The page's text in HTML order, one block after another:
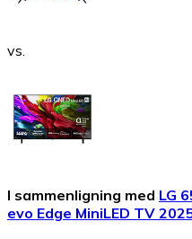
vs.
I sammenligning med LG
evo Edge MiniLED TV